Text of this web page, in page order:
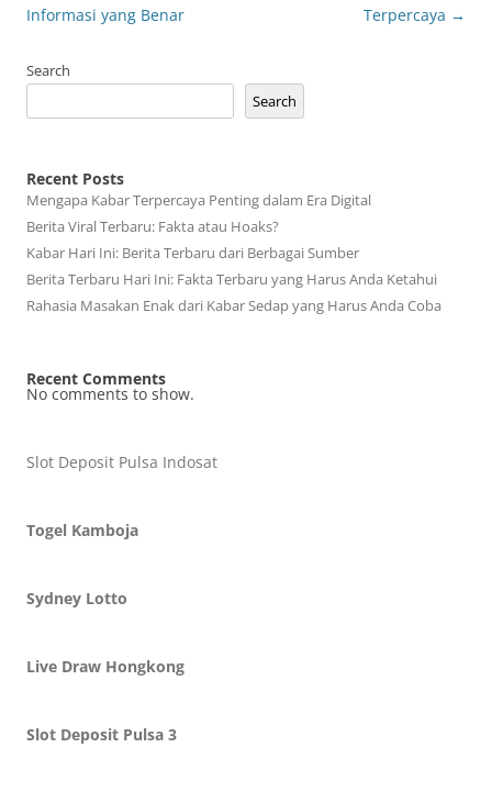
Informasi yang Benar
Terpercaya →
Search
Search
Recent Posts
Mengapa Kabar Terpercaya Penting dalam Era Digital
Berita Viral Terbaru: Fakta atau Hoaks?
Kabar Hari Ini: Berita Terbaru dari Berbagai Sumber
Berita Terbaru Hari Ini: Fakta Terbaru yang Harus Anda Ketahui
Rahasia Masakan Enak dari Kabar Sedap yang Harus Anda Coba
Recent Comments
No comments to show.
Slot Deposit Pulsa Indosat
Togel Kamboja
Sydney Lotto
Live Draw Hongkong
Slot Deposit Pulsa 3